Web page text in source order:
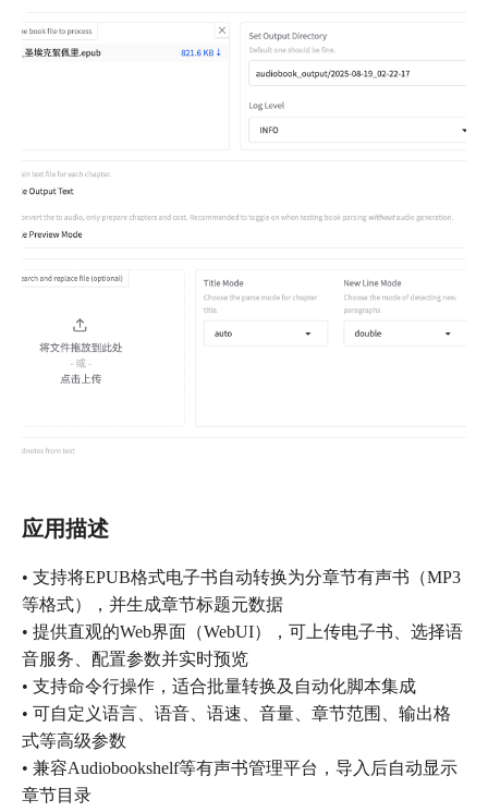
应用描述
• 支持将EPUB格式电子书自动转换为分章节有声书（MP3
等格式），并生成章节标题元数据
• 提供直观的Web界面（WebUI），可上传电子书、选择语
音服务、配置参数并实时预览
• 支持命令行操作，适合批量转换及自动化脚本集成
• 可自定义语言、语音、语速、音量、章节范围、输出格
式等高级参数
• 兼容Audiobookshelf等有声书管理平台，导入后自动显示
章节目录